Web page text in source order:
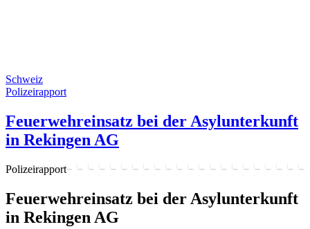
Schweiz
Polizeirapport
Feuerwehreinsatz bei der Asylunterkunft
in Rekingen AG
Polizeirapport
Feuerwehreinsatz bei der Asylunterkunft
in Rekingen AG